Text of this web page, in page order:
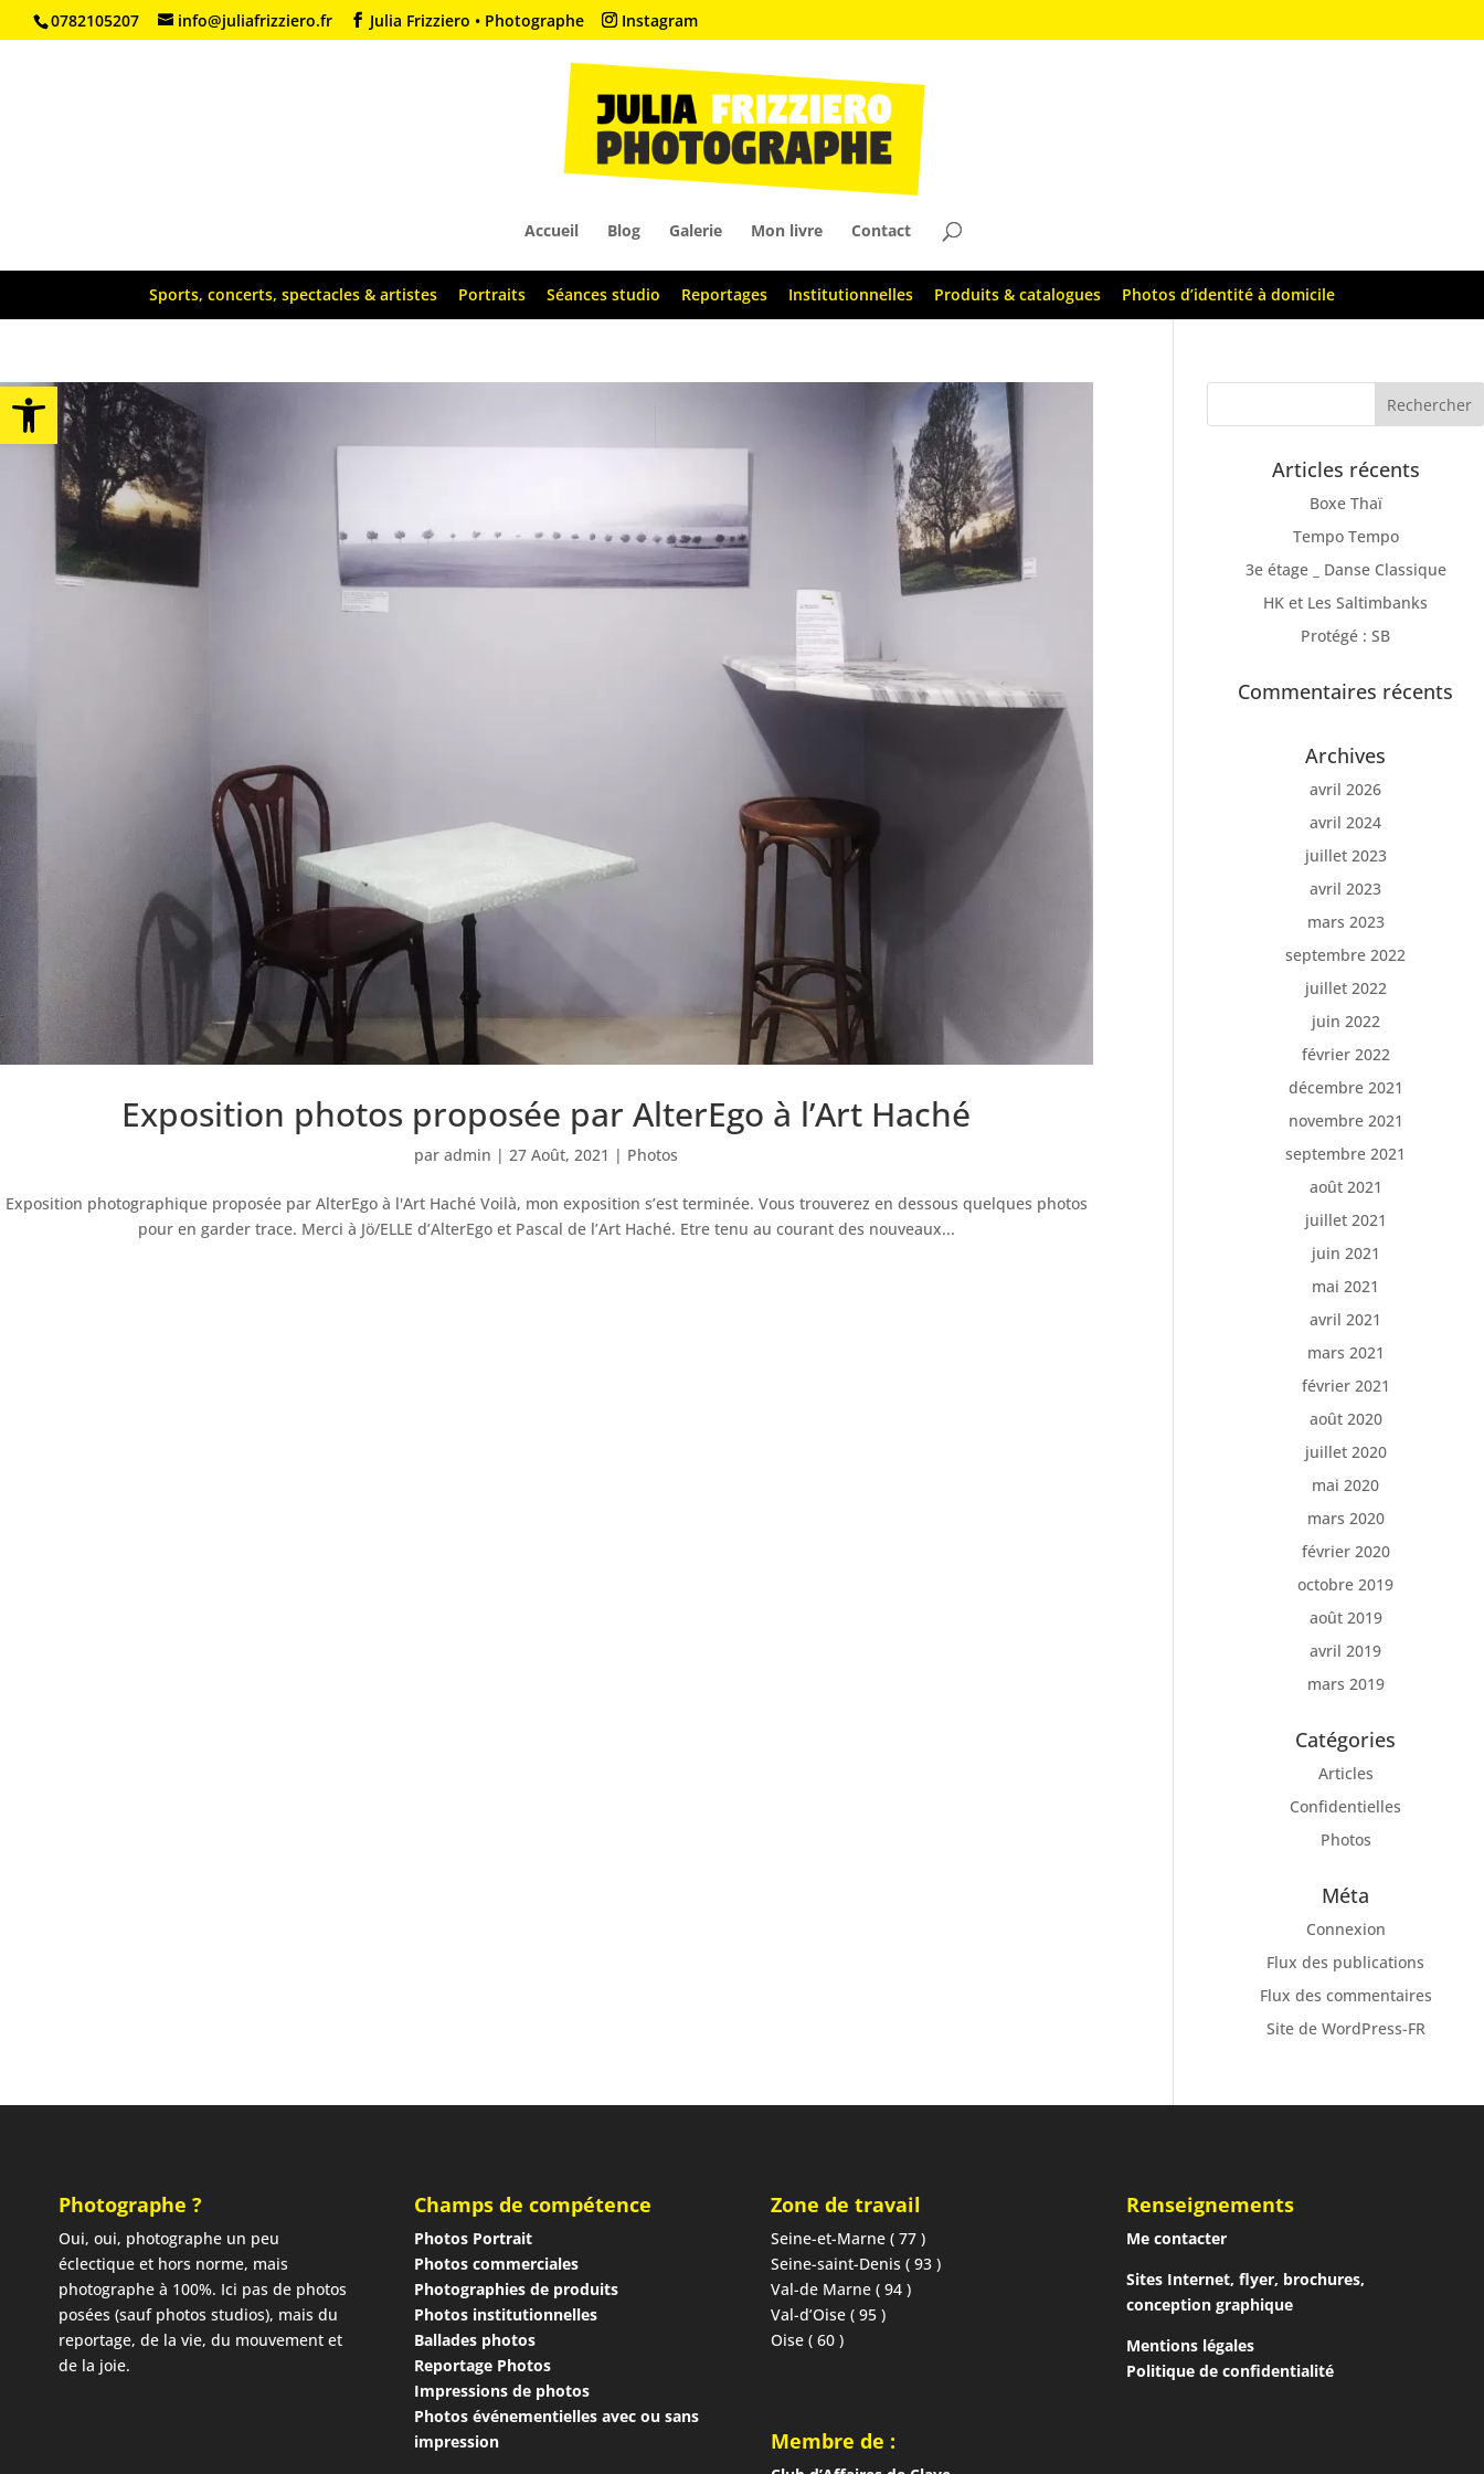
Ouvrir la barre d’outils
0782105207 info@juliafrizziero.fr Julia Frizziero • Photographe Instagram
Accueil Blog Galerie Mon livre Contact
Sports, concerts, spectacles & artistes Portraits Séances studio Reportages Institutionnelles Produits & catalogues Photos d’identité à domicile
Exposition photos proposée par AlterEgo à l’Art Haché
paradmin |27 Août, 2021 | Photos
Exposition photographique proposée par AlterEgo à l'Art Haché Voilà, mon exposition s’est terminée. Vous trouverez en dessous quelques photos
pour en garder trace. Merci à Jö/ELLE d’AlterEgo et Pascal de l’Art Haché. Etre tenu au courant des nouveaux...
Articles récents
Boxe Thaï
Tempo Tempo
3e étage _ Danse Classique
HK et Les Saltimbanks
Protégé : SB
Commentaires récents
Archives
avril 2026
avril 2024
juillet 2023
avril 2023
mars 2023
septembre 2022
juillet 2022
juin 2022
février 2022
décembre 2021
novembre 2021
septembre 2021
août 2021
juillet 2021
juin 2021
mai 2021
avril 2021
mars 2021
février 2021
août 2020
juillet 2020
mai 2020
mars 2020
février 2020
octobre 2019
août 2019
avril 2019
mars 2019
Catégories
Articles
Confidentielles
Photos
Méta
Connexion
Flux des publications
Flux des commentaires
Site de WordPress-FR
Photographe ?
Oui, oui, photographe un peu
éclectique et hors norme, mais
photographe à 100%. Ici pas de photos
posées (sauf photos studios), mais du
reportage, de la vie, du mouvement et
de la joie.
Champs de compétence
Photos Portrait
Photos commerciales
Photographies de produits
Photos institutionnelles
Ballades photos
Reportage Photos
Impressions de photos
Photos événementielles avec ou sans
impression
Zone de travail
Seine-et-Marne ( 77 )
Seine-saint-Denis ( 93 )
Val-de Marne ( 94 )
Val-d’Oise ( 95 )
Oise ( 60 )
Membre de :
Renseignements
Me contacter
Sites Internet, flyer, brochures,
conception graphique
Mentions légales
Politique de confidentialité